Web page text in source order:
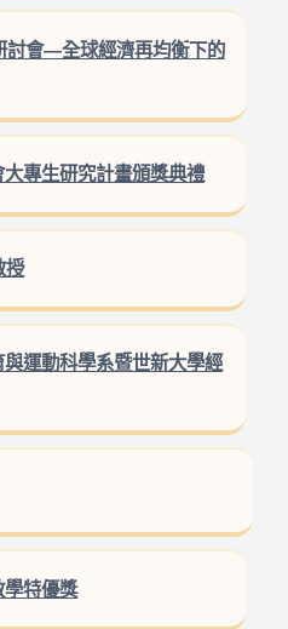
討會—全球經濟再均衡下的
專生研究計畫頒獎典禮
授
運動科學系暨世新大學經
特優獎